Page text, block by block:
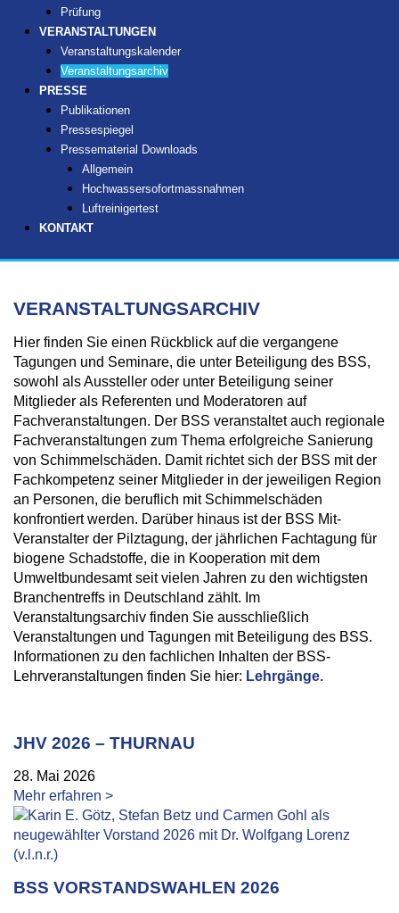
Prüfung
VERANSTALTUNGEN
Veranstaltungskalender
Veranstaltungsarchiv
PRESSE
Publikationen
Pressespiegel
Pressematerial Downloads
Allgemein
Hochwassersofortmassnahmen
Luftreinigertest
KONTAKT
VERANSTALTUNGSARCHIV
Hier finden Sie einen Rückblick auf die vergangene
Tagungen und Seminare, die unter Beteiligung des BSS,
sowohl als Aussteller oder unter Beteiligung seiner
Mitglieder als Referenten und Moderatoren auf
Fachveranstaltungen. Der BSS veranstaltet auch regionale
Fachveranstaltungen zum Thema erfolgreiche Sanierung
von Schimmelschäden. Damit richtet sich der BSS mit der
Fachkompetenz seiner Mitglieder in der jeweiligen Region
an Personen, die beruflich mit Schimmelschäden
konfrontiert werden. Darüber hinaus ist der BSS Mit-
Veranstalter der Pilztagung, der jährlichen Fachtagung für
biogene Schadstoffe, die in Kooperation mit dem
Umweltbundesamt seit vielen Jahren zu den wichtigsten
Branchentreffs in Deutschland zählt. Im
Veranstaltungsarchiv finden Sie ausschließlich
Veranstaltungen und Tagungen mit Beteiligung des BSS.
Informationen zu den fachlichen Inhalten der BSS-
Lehrveranstaltungen finden Sie hier: Lehrgänge.
JHV 2026 – THURNAU
28. Mai 2026
Mehr erfahren >
BSS VORSTANDSWAHLEN 2026